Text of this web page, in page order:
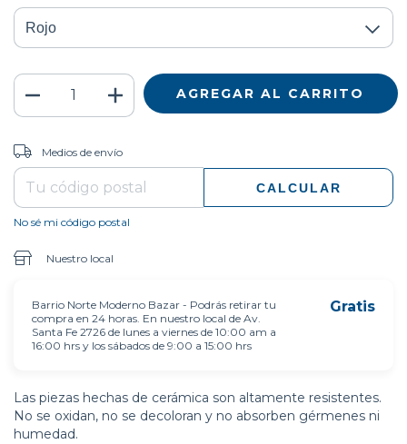
Entregas para el CP:
Medios de envío
CALCULAR
No sé mi código postal
Nuestro local
Barrio Norte Moderno Bazar - Podrás retirar tu
compra en 24 horas. En nuestro local de Av.
Santa Fe 2726 de lunes a viernes de 10:00 am a
16:00 hrs y los sábados de 9:00 a 15:00 hrs
Gratis
Las piezas hechas de cerámica son altamente resistentes.
No se oxidan, no se decoloran y no absorben gérmenes ni
humedad.